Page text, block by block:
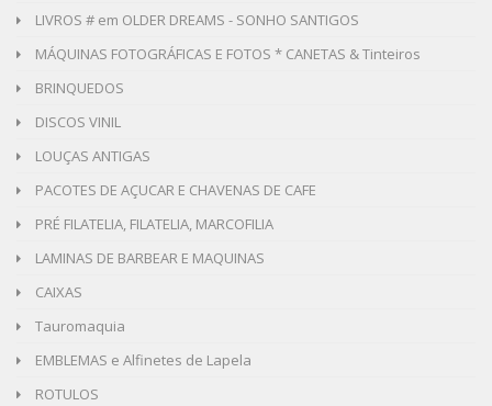
LIVROS # em OLDER DREAMS - SONHO SANTIGOS
MÁQUINAS FOTOGRÁFICAS E FOTOS * CANETAS & Tinteiros
BRINQUEDOS
DISCOS VINIL
LOUÇAS ANTIGAS
PACOTES DE AÇUCAR E CHAVENAS DE CAFE
PRÉ FILATELIA, FILATELIA, MARCOFILIA
LAMINAS DE BARBEAR E MAQUINAS
CAIXAS
Tauromaquia
EMBLEMAS e Alfinetes de Lapela
ROTULOS